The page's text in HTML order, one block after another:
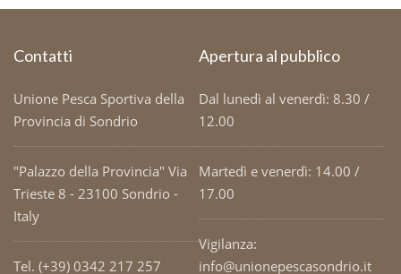
Contatti
Unione Pesca Sportiva della
Provincia di Sondrio
"Palazzo della Provincia" Via
Trieste 8 - 23100 Sondrio -
Italy
Tel. (+39) 0342 217 257
Apertura al pubblico
Dal lunedì al venerdì: 8.30 /
12.00
Martedì e venerdì: 14.00 /
17.00
Vigilanza:
info@unionepescasondrio.it